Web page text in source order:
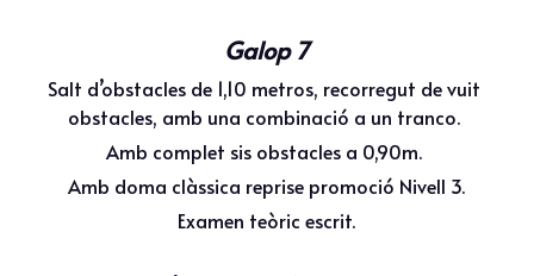
Galop 7
Salt d’obstacles de 1,10 metros, recorregut de vuit
obstacles, amb una combinació a un tranco.
Amb complet sis obstacles a 0,90m.
Amb doma clàssica reprise promoció Nivell 3.
Examen teòric escrit.